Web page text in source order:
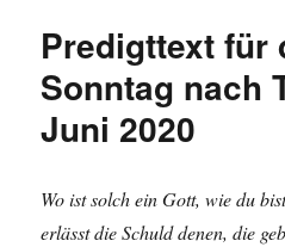
Predigttext für
Sonntag nach
Juni 2020
Wo ist solch ein Gott, wie du
erlässt die Schuld denen, die